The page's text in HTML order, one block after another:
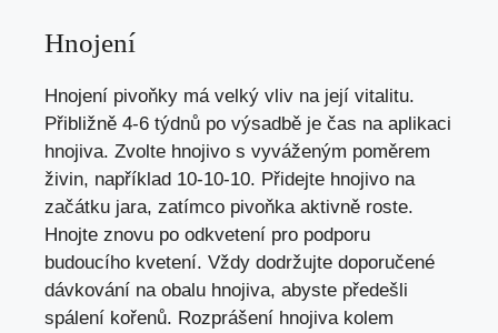
Hnojení
Hnojení pivoňky má velký vliv na její vitalitu.
Přibližně 4-6 týdnů po výsadbě je čas na aplikaci
hnojiva. Zvolte hnojivo s vyváženým poměrem
živin, například 10-10-10. Přidejte hnojivo na
začátku jara, zatímco pivoňka aktivně roste.
Hnojte znovu po odkvetení pro podporu
budoucího kvetení. Vždy dodržujte doporučené
dávkování na obalu hnojiva, abyste předešli
spálení kořenů. Rozprášení hnojiva kolem